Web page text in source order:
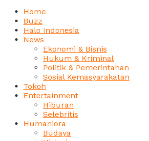
Home
Buzz
Halo Indonesia
News
Ekonomi & Bisnis
Hukum & Kriminal
Politik & Pemerintahan
Sosial Kemasyarakatan
Tokoh
Entertainment
Hiburan
Selebritis
Humaniora
Budaya